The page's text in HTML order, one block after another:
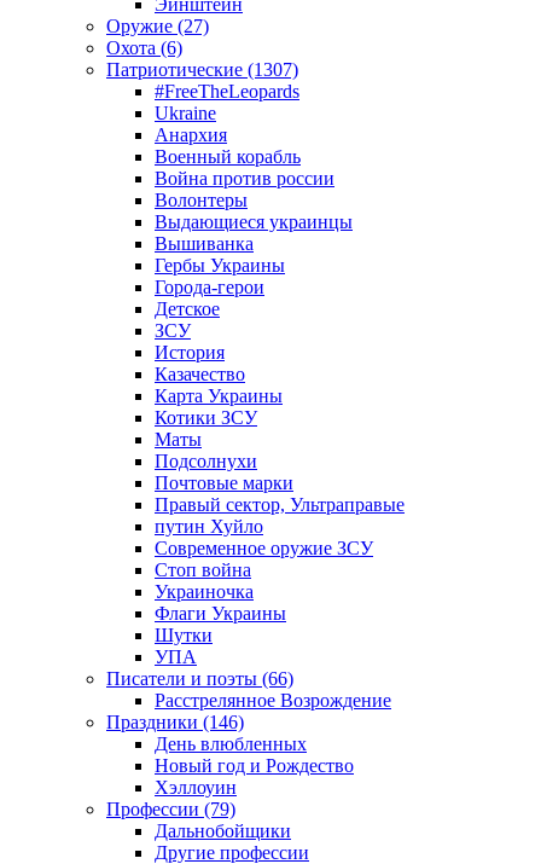
Эйнштейн
Оружие (27)
Охота (6)
Патриотические (1307)
#FreeTheLeopards
Ukraine
Анархия
Военный корабль
Война против россии
Волонтеры
Выдающиеся украинцы
Вышиванка
Гербы Украины
Города-герои
Детское
ЗСУ
История
Казачество
Карта Украины
Котики ЗСУ
Маты
Подсолнухи
Почтовые марки
Правый сектор, Ультраправые
путин Хуйло
Современное оружие ЗСУ
Стоп война
Украиночка
Флаги Украины
Шутки
УПА
Писатели и поэты (66)
Расстрелянное Возрождение
Праздники (146)
День влюбленных
Новый год и Рождество
Хэллоуин
Профессии (79)
Дальнобойщики
Другие профессии